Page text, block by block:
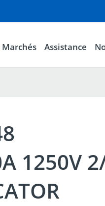
Marchés Assistance
1250V